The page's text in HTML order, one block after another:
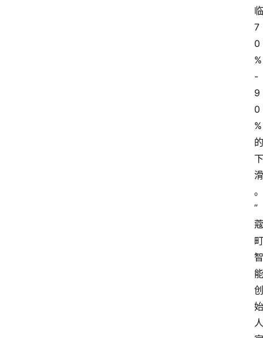
临
7
0
%
-
9
0
%
的
下
滑
。
”
蔻
町
智
能
创
始
人